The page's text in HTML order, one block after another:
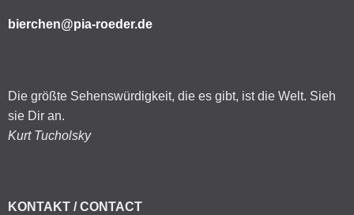
bierchen@pia-roeder.de
Die größte Sehenswürdigkeit, die es gibt, ist die Welt. Sieh
sie Dir an.
Kurt Tucholsky
KONTAKT / CONTACT